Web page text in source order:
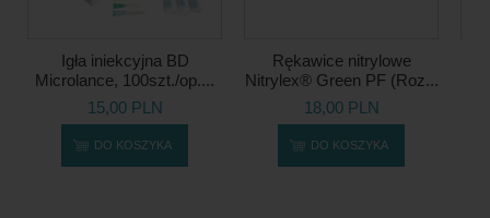
Igła iniekcyjna BD
Microlance, 100szt./op....
15,00 PLN
DO KOSZYKA
Rękawice nitrylowe
Nitrylex® Green PF (Roz...
18,00 PLN
DO KOSZYKA